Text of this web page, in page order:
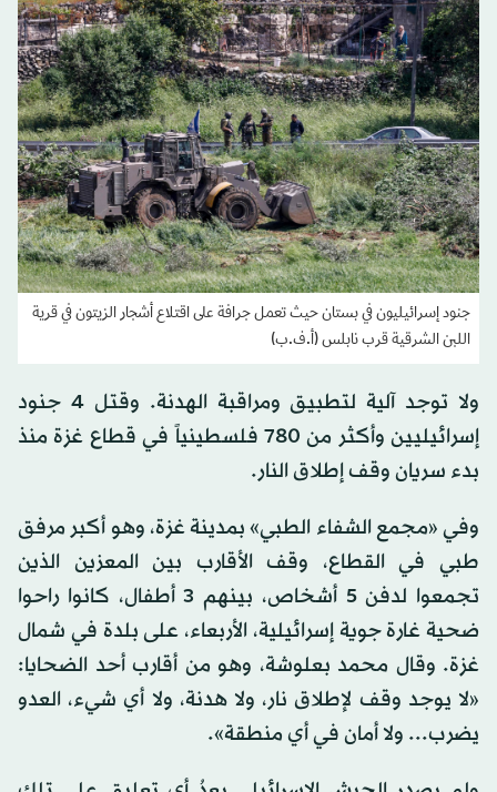
جنود إسرائيليون في بستان حيث تعمل جرافة على اقتلاع أشجار الزيتون في قرية
اللبن الشرقية قرب نابلس (أ.ف.ب)
ولا توجد آلية لتطبيق ومراقبة الهدنة. وقتل 4 جنود
إسرائيليين وأكثر ⁠من 780 فلسطينياً في قطاع غزة منذ
بدء ‌سريان وقف إطلاق النار.
وفي «مجمع الشفاء ‌الطبي» بمدينة غزة، وهو أكبر مرفق
​طبي في القطاع، وقف الأقارب ‌بين المعزين الذين
تجمعوا لدفن 5 أشخاص، بينهم 3 أطفال، كانوا راحوا
ضحية غارة جوية إسرائيلية، الأربعاء، على بلدة في شمال
غزة. وقال محمد بعلوشة، وهو من أقارب أحد الضحايا:
«لا يوجد وقف لإطلاق نار، ولا هدنة، ولا أي شيء، العدو
يضرب... ولا أمان في أي منطقة».